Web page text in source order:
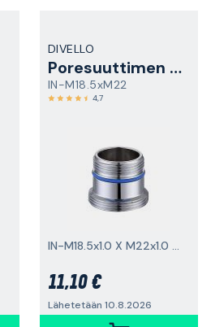
DIVELLO
Poresuuttimen sovitin
IN-M18.5xM22
4,7
IN-M18.5x1.0 X M22x1.0 mm
11,10 €
Lähetetään 10.8.2026